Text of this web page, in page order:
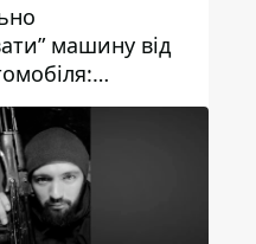
машину від
водіїв